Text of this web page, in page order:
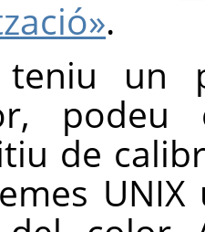
.
un
de